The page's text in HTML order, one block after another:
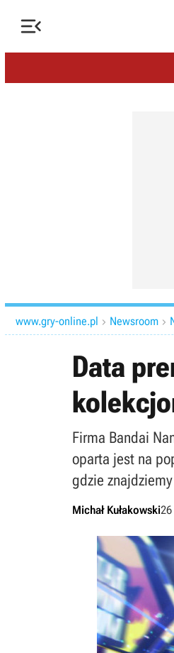

www.gry-online.pl  Newsroom 
Data
Firma Bandai
oparta jest na
gdzie
Michał Kułakowski